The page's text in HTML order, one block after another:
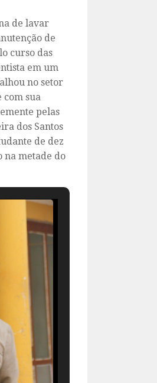
de lavar
de
curso das
em um
no setor
com sua
pelas
dos Santos
de dez
na metade do